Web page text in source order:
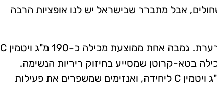
אבל מתברר שבישראל יש לנו אופציות הרבה
הגמבה (פלפל אדום): אלופת העולם הבלתי מעורערת. גמבה אחת ממוצעת מכילה כ-190 מ"ג ויטמין C
● קיווי: פרי קטן שקצת נשכח, אך מכיל כ-90 מ"ג ויטמין C ליחידה, ואנזימים שמשפרים את פעילות